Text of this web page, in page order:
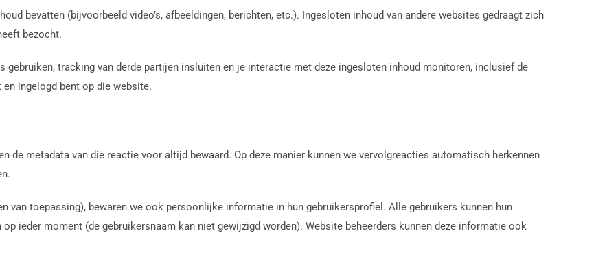
bevatten (bijvoorbeeld video’s, afbeeldingen, berichten, etc.). Ingesloten inhoud van andere websites gedraagt zich
bezocht.
gebruiken, tracking van derde partijen insluiten en je interactie met deze ingesloten inhoud monitoren, inclusief de
ingelogd bent op die website.
de metadata van die reactie voor altijd bewaard. Op deze manier kunnen we vervolgreacties automatisch herkennen
van toepassing), bewaren we ook persoonlijke informatie in hun gebruikersprofiel. Alle gebruikers kunnen hun
ieder moment (de gebruikersnaam kan niet gewijzigd worden). Website beheerders kunnen deze informatie ook